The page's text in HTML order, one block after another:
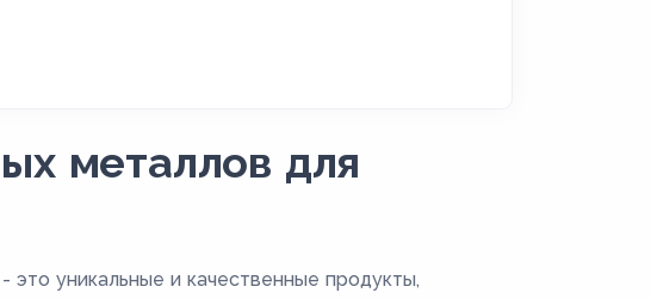
металлов для
уникальные и качественные продукты,